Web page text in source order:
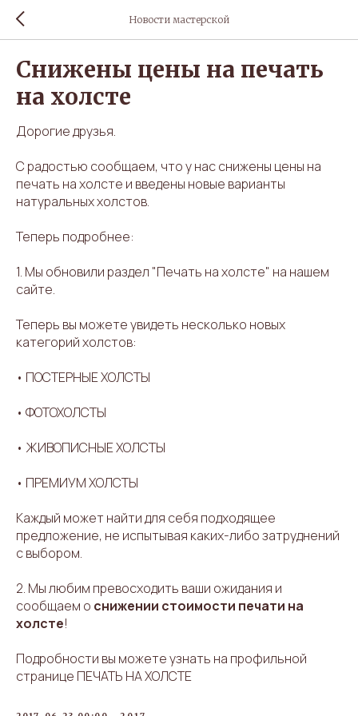
Новости мастерской
Снижены цены на печать
на холсте
Дорогие друзья.
С радостью сообщаем, что у нас снижены цены на
печать на холсте и введены новые варианты
натуральных холстов.
Теперь подробнее:
1. Мы обновили раздел "Печать на холсте" на нашем
сайте.
Теперь вы можете увидеть несколько новых
категорий холстов:
• ПОСТЕРНЫЕ ХОЛСТЫ
• ФОТОХОЛСТЫ
• ЖИВОПИСНЫЕ ХОЛСТЫ
• ПРЕМИУМ ХОЛСТЫ
Каждый может найти для себя подходящее
предложение, не испытывая каких-либо затруднений
с выбором.
2. Мы любим превосходить ваши ожидания и
сообщаем о снижении стоимости печати на
холсте!
Подробности вы можете узнать на профильной
странице ПЕЧАТЬ НА ХОЛСТЕ